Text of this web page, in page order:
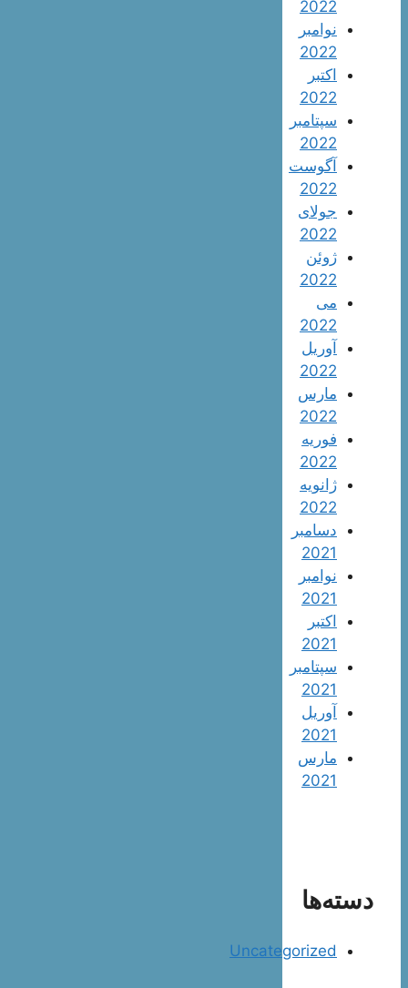
2022
نوامبر
2022
اکتبر
2022
سپتامبر
2022
آگوست
2022
جولای
2022
ژوئن
2022
می
2022
آوریل
2022
مارس
2022
فوریه
2022
ژانویه
2022
دسامبر
2021
نوامبر
2021
اکتبر
2021
سپتامبر
2021
آوریل
2021
مارس
2021
دسته‌ها
Uncategorized